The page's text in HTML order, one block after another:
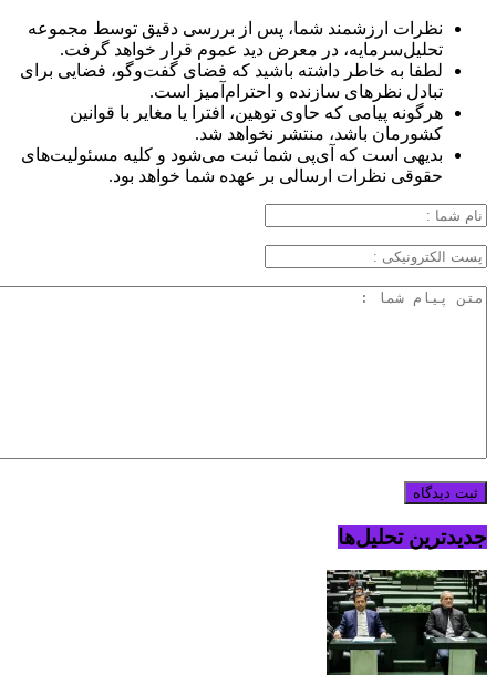
نظرات ارزشمند شما، پس از بررسی دقیق توسط مجموعه
تحلیل‌سرمایه، در معرض دید عموم قرار خواهد گرفت.
لطفا به خاطر داشته باشید که فضای گفت‌وگو، فضایی برای
تبادل نظرهای سازنده و احترام‌آمیز است.
هرگونه پیامی که حاوی توهین، افترا یا مغایر با قوانین
کشورمان باشد، منتشر نخواهد شد.
بدیهی است که آی‌پی شما ثبت می‌شود و کلیه مسئولیت‌های
حقوقی نظرات ارسالی بر عهده شما خواهد بود.
جدیدترین تحلیل‌ها